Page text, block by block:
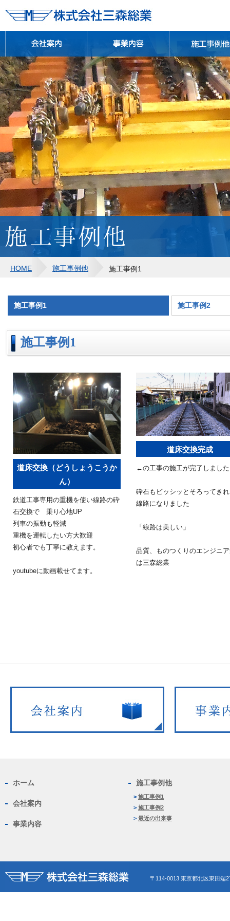
HOME 施工事例他 施工事例1
施工事例1 施工事例2
施工事例1
道床交換（どうしょうこうか
ん）
鉄道工事専用の重機を使い線路の砕
石交換で 乗り心地UP
列車の振動も軽減
重機を運転したい方大歓迎
初心者でも丁寧に教えます。
youtubeに動画載せてます。
道床交換完成
←の工事の施工が完了しました
砕石もビッシッとそろってき
線路になりました
「線路は美しい」
品質、ものつくりのエンジニ
は三森総業
ホーム
会社案内
事業内容
施工事例他
> 施工事例1
> 施工事例2
> 最近の出来事
〒114-0013 東京都北区東田端